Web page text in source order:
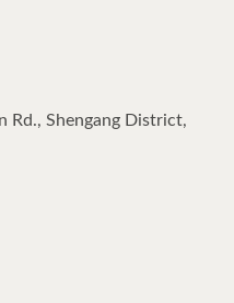
Rd., Shengang District,